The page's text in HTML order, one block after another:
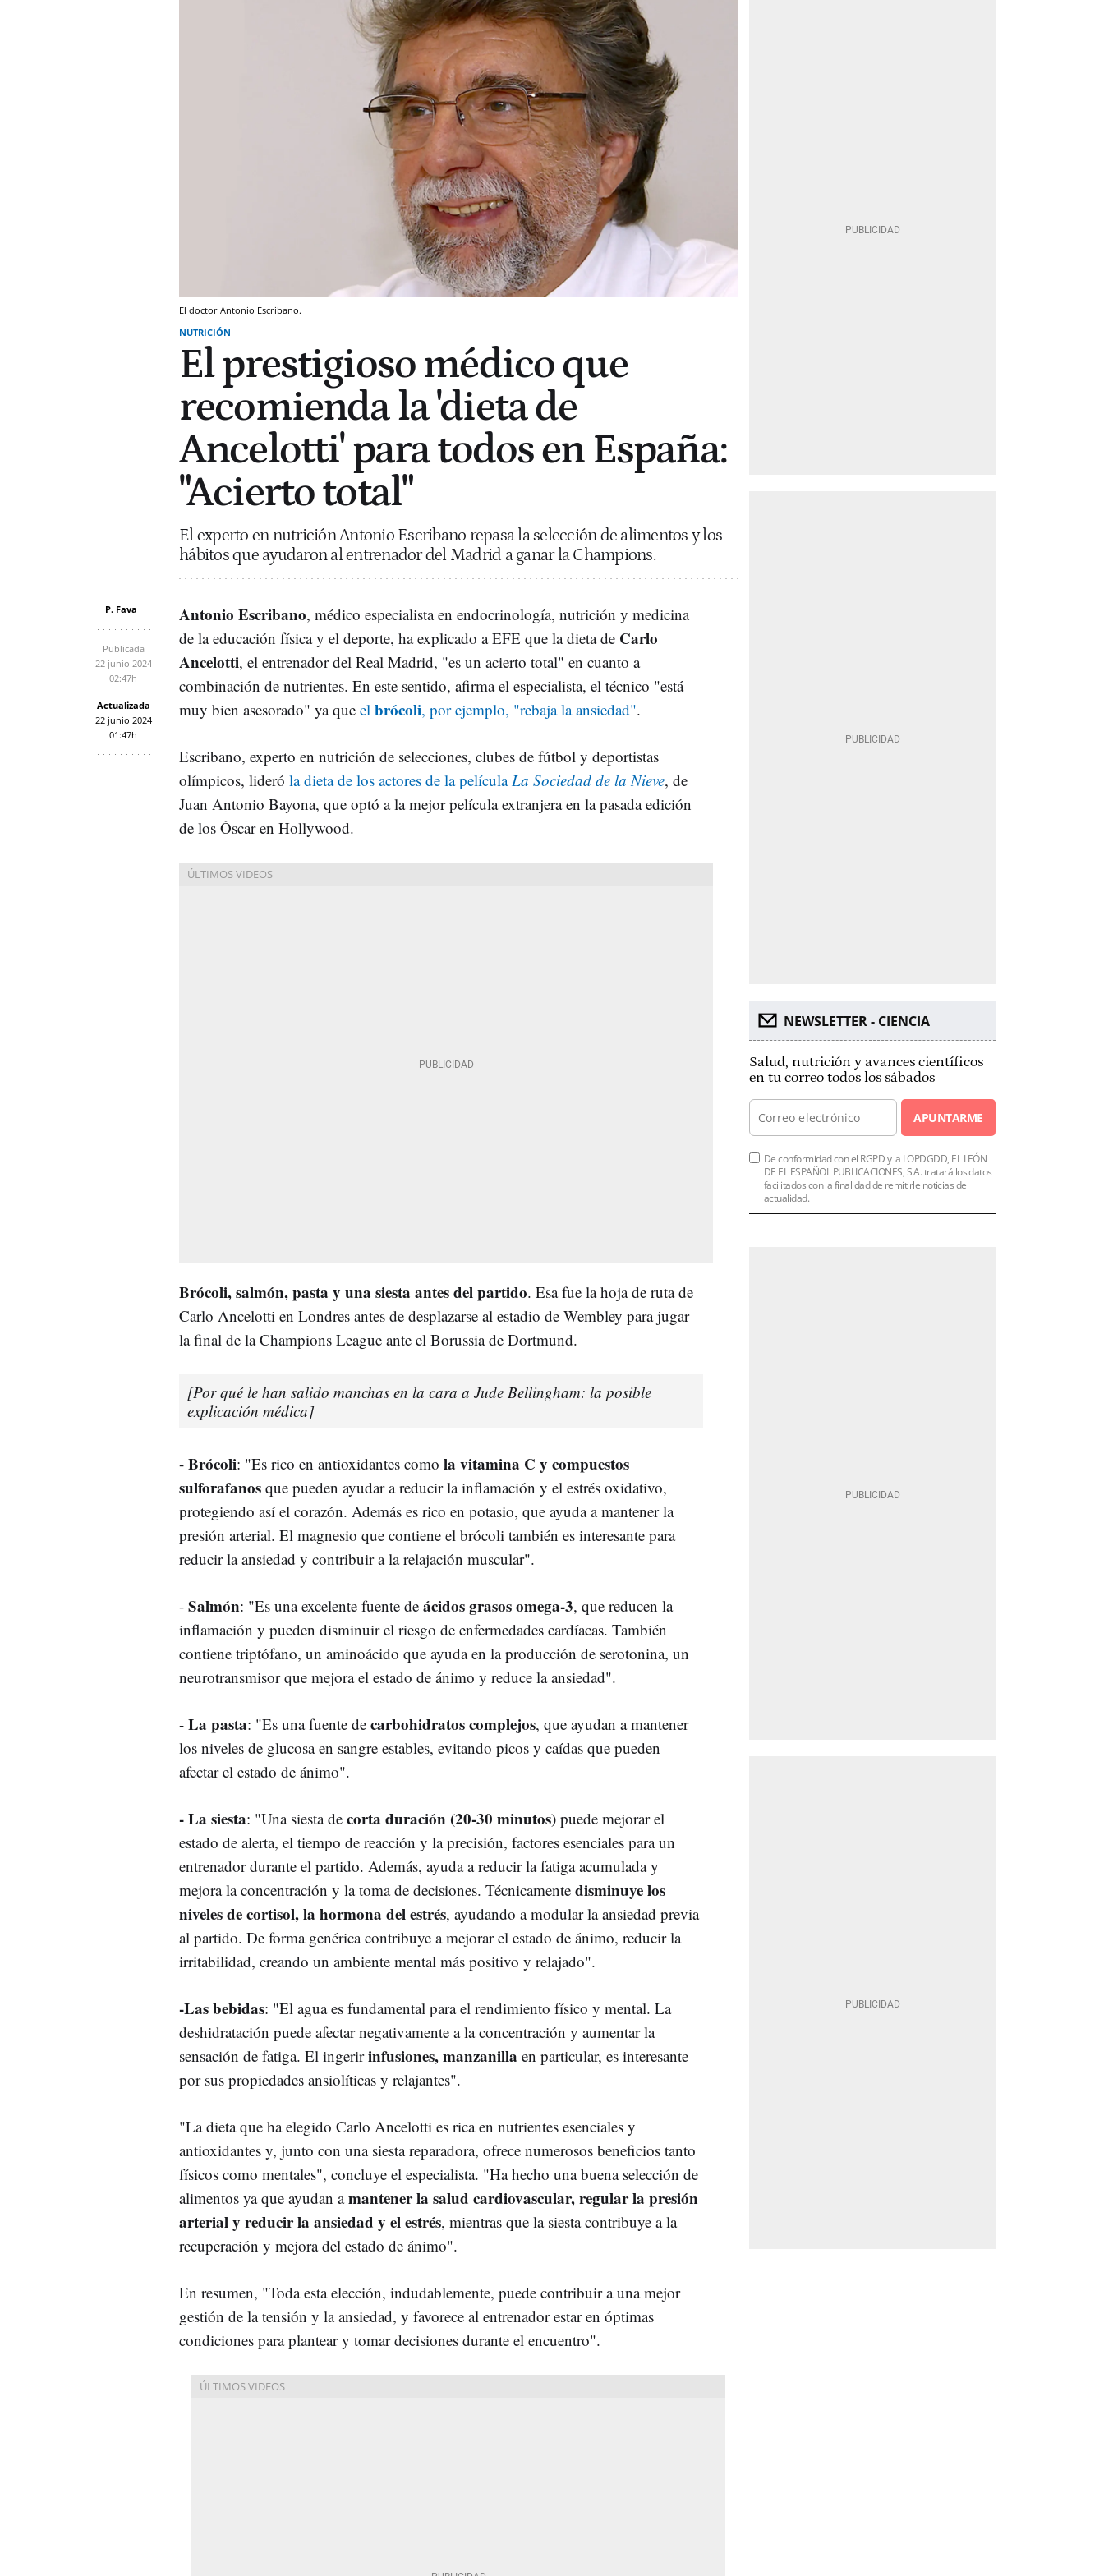
El doctor Antonio Escribano.
NUTRICIÓN
El prestigioso médico que
recomienda la 'dieta de
Ancelotti' para todos en España:
"Acierto total"
El experto en nutrición Antonio Escribano repasa la selección de alimentos y los
hábitos que ayudaron al entrenador del Madrid a ganar la Champions.
P. Fava
Publicada
22 junio 2024
02:47h
Actualizada
22 junio 2024
01:47h
Antonio Escribano, médico especialista en endocrinología, nutrición y medicina
de la educación física y el deporte, ha explicado a EFE que la dieta de Carlo
Ancelotti, el entrenador del Real Madrid, "es un acierto total" en cuanto a
combinación de nutrientes. En este sentido, afirma el especialista, el técnico "está
muy bien asesorado" ya que el brócoli, por ejemplo, "rebaja la ansiedad".
Escribano, experto en nutrición de selecciones, clubes de fútbol y deportistas
olímpicos, lideró la dieta de los actores de la película La Sociedad de la Nieve, de
Juan Antonio Bayona, que optó a la mejor película extranjera en la pasada edición
de los Óscar en Hollywood.
Brócoli, salmón, pasta y una siesta antes del partido. Esa fue la hoja de ruta de
Carlo Ancelotti en Londres antes de desplazarse al estadio de Wembley para jugar
la final de la Champions League ante el Borussia de Dortmund.
[Por qué le han salido manchas en la cara a Jude Bellingham: la posible
explicación médica]
- Brócoli: "Es rico en antioxidantes como la vitamina C y compuestos
sulforafanos que pueden ayudar a reducir la inflamación y el estrés oxidativo,
protegiendo así el corazón. Además es rico en potasio, que ayuda a mantener la
presión arterial. El magnesio que contiene el brócoli también es interesante para
reducir la ansiedad y contribuir a la relajación muscular".
- Salmón: "Es una excelente fuente de ácidos grasos omega-3, que reducen la
inflamación y pueden disminuir el riesgo de enfermedades cardíacas. También
contiene triptófano, un aminoácido que ayuda en la producción de serotonina, un
neurotransmisor que mejora el estado de ánimo y reduce la ansiedad".
- La pasta: "Es una fuente de carbohidratos complejos, que ayudan a mantener
los niveles de glucosa en sangre estables, evitando picos y caídas que pueden
afectar el estado de ánimo".
- La siesta: "Una siesta de corta duración (20-30 minutos) puede mejorar el
estado de alerta, el tiempo de reacción y la precisión, factores esenciales para un
entrenador durante el partido. Además, ayuda a reducir la fatiga acumulada y
mejora la concentración y la toma de decisiones. Técnicamente disminuye los
niveles de cortisol, la hormona del estrés, ayudando a modular la ansiedad previa
al partido. De forma genérica contribuye a mejorar el estado de ánimo, reducir la
irritabilidad, creando un ambiente mental más positivo y relajado".
-Las bebidas: "El agua es fundamental para el rendimiento físico y mental. La
deshidratación puede afectar negativamente a la concentración y aumentar la
sensación de fatiga. El ingeririnfusiones, manzanilla en particular, es interesante
por sus propiedades ansiolíticas y relajantes".
"La dieta que ha elegido Carlo Ancelotti es rica en nutrientes esenciales y
antioxidantes y, junto con una siesta reparadora, ofrece numerosos beneficios tanto
físicos como mentales", concluye el especialista. "Ha hecho una buena selección de
alimentos ya que ayudan amantener la salud cardiovascular, regular la presión
arterial y reducir la ansiedad y el estrés, mientras que la siesta contribuye a la
recuperación y mejora del estado de ánimo".
En resumen, "Toda esta elección, indudablemente, puede contribuir a una mejor
gestión de la tensión y la ansiedad, y favorece al entrenador estar en óptimas
condiciones para plantear y tomar decisiones durante el encuentro".
NEWSLETTER - CIENCIA
Salud, nutrición y avances científicos
en tu correo todos los sábados
APUNTARME
De conformidad con el RGPD y la LOPDGDD, EL LEÓN
DE EL ESPAÑOL PUBLICACIONES, S.A. tratará los datos
facilitados con la finalidad de remitirle noticias de
actualidad.